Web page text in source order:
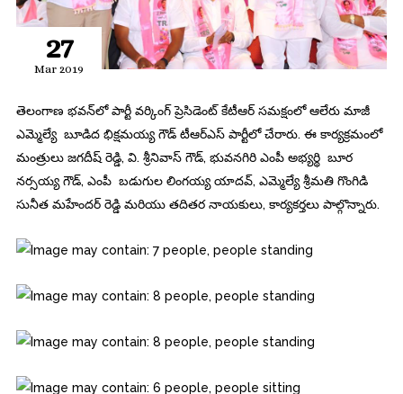
27
Mar 2019
తెలంగాణ భవన్‌లో పార్టీ వర్కింగ్ ప్రెసిడెంట్ కేటీఆర్ సమక్షంలో ఆలేరు మాజీ
ఎమ్మెల్యే బూడిద భిక్షమయ్య గౌడ్‌ టీఆర్ఎస్ పార్టీలో చేరారు. ఈ కార్యక్రమంలో
మంత్రులు జగదీష్ రెడ్డి, వి. శ్రీనివాస్ గౌడ్, భువనగిరి ఎంపీ అభ్యర్థి బూర
నర్సయ్య గౌడ్, ఎంపీ బడుగుల లింగయ్య యాదవ్, ఎమ్మెల్యే శ్రీమతి గొంగిడి
సునీత మహేందర్ రెడ్డి మరియు తదితర నాయకులు, కార్యకర్తలు పాల్గొన్నారు.